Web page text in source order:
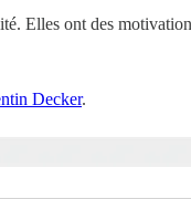
Elles ont des
Decker.